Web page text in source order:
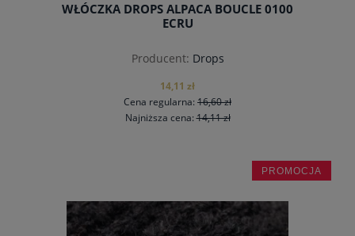
WŁÓCZKA DROPS ALPACA BOUCLE 0100
ECRU
Producent: Drops
14,11 zł
Cena regularna: 16,60 zł
Najniższa cena:14,11 zł
do koszyka
PROMOCJA